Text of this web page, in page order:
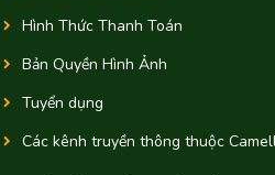
Hình Thức Thanh Toán
Bản Quyền Hình Ảnh
Tuyển dụng
Các kênh truyền thông thuộc